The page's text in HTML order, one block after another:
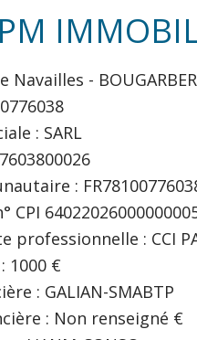
-
: SARL
:
: CCI
1000 €
: GALIAN-SMABTP
: Non renseigné €